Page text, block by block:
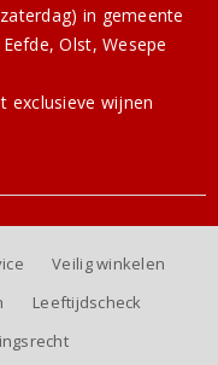
in gemeente
Olst, Wesepe
exclusieve wijnen
Veilig winkelen
Leeftijdscheck